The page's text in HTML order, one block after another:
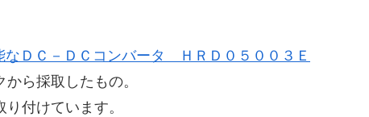
ら採取したもの。
付けています。